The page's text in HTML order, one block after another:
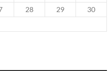
28 29
30